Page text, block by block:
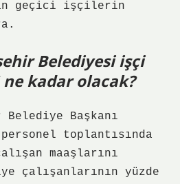
geçici işçilerin
Belediyesi işçi
ne kadar olacak?
Belediye Başkanı
toplantısında
maaşlarını
çalışanlarının yüzde